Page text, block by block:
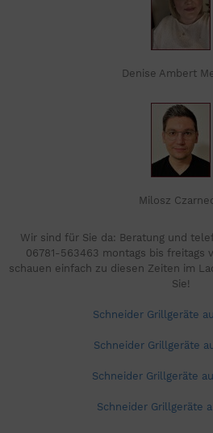
Denise Ambert
Milosz
Wir sind für Sie da: Beratung und
06781-563463 montags bis freitags
schauen einfach zu diesen Zeiten im
Sie!
Schneider Grillgeräte
Schneider Grillgeräte
Schneider Grillgeräte
Schneider Grillgeräte